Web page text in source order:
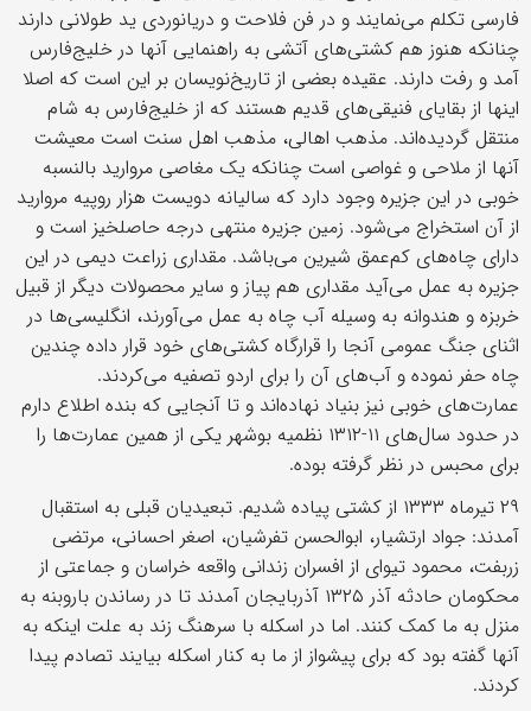
فارسی تکلم می‌نمایند و در فن فلاحت و دریانوردی ید طولانی دارند
چنانکه هنوز هم کشتی‌های آتشی به راهنمایی آنها در خلیج‌فارس
آمد و رفت دارند. عقیده بعضی از تاریخ‌نویسان بر این است که اصلا
اینها از بقایای فنیقی‌های قدیم هستند که از خلیج‌فارس به شام
منتقل گردیده‌اند. مذهب اهالی، مذهب اهل سنت است معیشت
آنها از ملاحی و غواصی است چنانکه یک مغاصی مروارید بالنسبه
خوبی در این جزیره وجود دارد که سالیانه دویست هزار روپیه مروارید
از آن استخراج می‌شود. زمین جزیره منتهی درجه حاصلخیز است و
دارای چاه‌های کم‌عمق شیرین می‌باشد. مقداری زراعت دیمی در این
جزیره به عمل می‌آید مقداری هم پیاز و سایر محصولات دیگر از قبیل
خربزه و هندوانه به وسیله آب چاه به عمل می‌آورند، انگلیسی‌ها در
اثنای جنگ عمومی آنجا را قرارگاه کشتی‌های خود قرار داده چندین
چاه حفر نموده و آب‌های آن را برای اردو تصفیه می‌کردند.
عمارت‌های خوبی نیز بنیاد نهاده‌اند و تا آنجایی که بنده اطلاع دارم
در حدود سال‌های ۱۱-۱۳۱۲ نظمیه بوشهر یکی از همین عمارت‌ها را
برای محبس در نظر گرفته بوده.
۲۹ تیرماه ۱۳۳۳ از کشتی پیاده شدیم. تبعیدیان قبلی به استقبال
آمدند: جواد ارتشیار، ابوالحسن تفرشیان، اصغر احسانی، مرتضی
زربفت، محمود تیوای از افسران زندانی واقعه خراسان و جماعتی از
محکومان حادثه آذر ۱۳۲۵ آذربایجان آمدند تا در رساندن باروبنه به
منزل به ما کمک کنند. اما در اسکله با سرهنگ زند به علت اینکه به
آنها گفته بود که برای پیشواز از ما به کنار اسکله بیایند تصادم پیدا
کردند.